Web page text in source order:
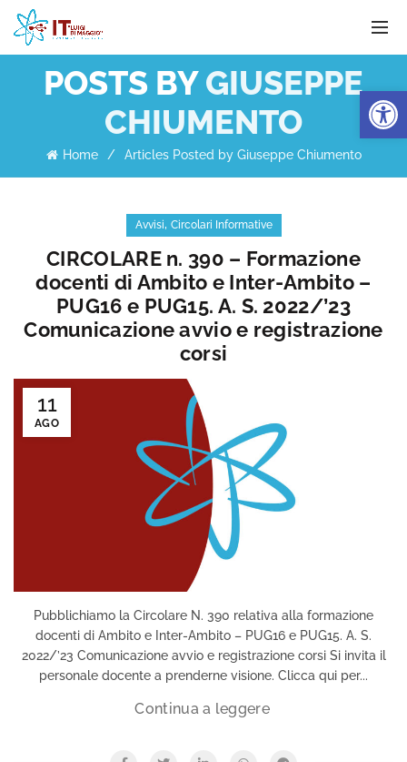
Apri la
POSTS BYGIUSEPPE
CHIUMENTO
Home Articles Posted by Giuseppe Chiumento
Avvisi, Circolari Informative
CIRCOLARE n. 390 – Formazione
docenti di Ambito e Inter-Ambito –
PUG16 e PUG15. A. S. 2022/’23
Comunicazione avvio e registrazione
corsi
11
AGO
Pubblichiamo la Circolare N. 390 relativa alla formazione
docenti di Ambito e Inter-Ambito – PUG16 e PUG15. A. S.
2022/’23 Comunicazione avvio e registrazione corsi Si invita il
personale docente a prenderne visione. Clicca qui per...